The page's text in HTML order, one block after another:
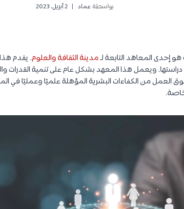
بواسطة عماد 2 أبريل، 2023
هو إحدى المعاهد التابعة لـمدينة الثقافة والعلوم
دراستها. ويعمل هذا المعهد بشكل عام على تنمية القدرات
العمل من الكفاءات البشرية المؤهلة علميًا وعمليًا في